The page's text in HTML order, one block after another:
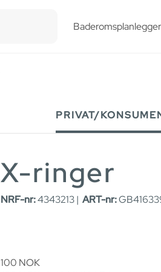
Baderomsplanlegger
PRIVAT/
X-ringer
NRF-nr:4343213 | ART-nr:
100 NOK